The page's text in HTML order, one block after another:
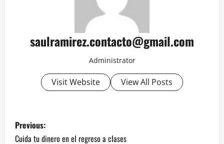
saulramirez.contacto@gmail.com
Administrator
Visit Website View All Posts
P
Previous:
Cuida tu dinero en el regreso a clases